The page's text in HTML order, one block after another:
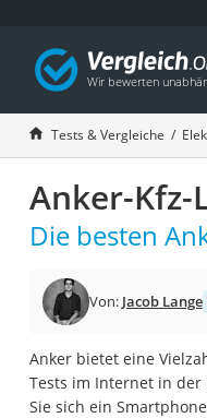
Tests & Vergleiche
Anker-Kfz-
Die besten
Von: Jacob Lange
Anker bietet eine
Tests im Internet in der
Sie sich ein